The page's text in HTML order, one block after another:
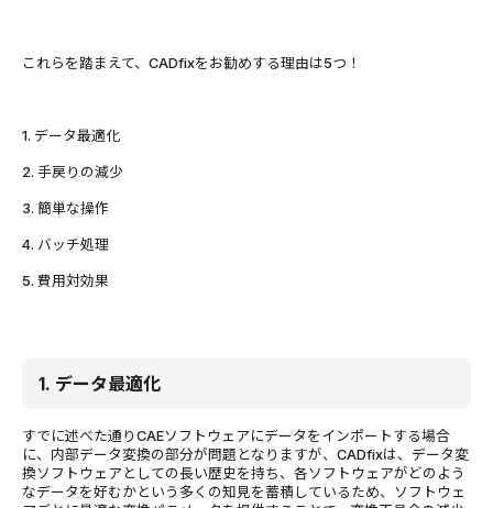
これらを踏まえて、CADfixをお勧めする理由は5つ！
1. データ最適化
2. 手戻りの減少
3. 簡単な操作
4. バッチ処理
5. 費用対効果
1. データ最適化
すでに述べた通りCAEソフトウェアにデータをインポートする場合
に、内部データ変換の部分が問題となりますが、CADfixは、データ変
換ソフトウェアとしての長い歴史を持ち、各ソフトウェアがどのよう
なデータを好むかという多くの知見を蓄積しているため、ソフトウェ